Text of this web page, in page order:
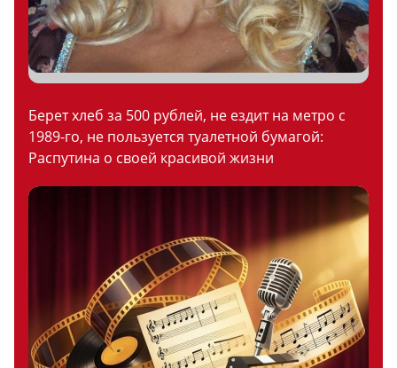
Берет хлеб за 500 рублей, не ездит на метро с
1989-го, не пользуется туалетной бумагой:
Распутина о своей красивой жизни